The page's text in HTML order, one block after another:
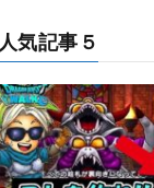
人気記事５